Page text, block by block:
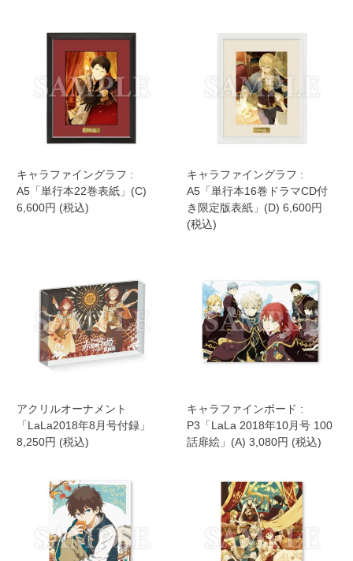
キャラファイングラフ :
A5「単行本22巻表紙」(C)
6,600円 (税込)
キャラファイングラフ :
A5「単行本16巻ドラマCD付
き限定版表紙」(D) 6,600円
(税込)
アクリルオーナメント
「LaLa2018年8月号付録」
8,250円 (税込)
キャラファインボード :
P3「LaLa 2018年10月号 100
話扉絵」(A) 3,080円 (税込)